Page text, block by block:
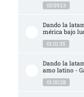
00:59:13
Dando la
mérica bajo
01:01:35
Dando la
amo latino -
01:00:28